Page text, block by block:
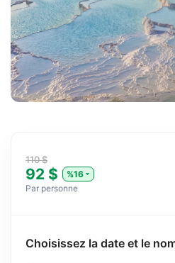
110 $
92 $
%16
Par personne
Choisissez la date et le